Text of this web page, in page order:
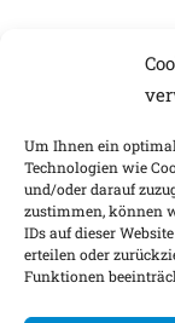
Um Ihnen ein
Technologien wie
und/oder darauf
zustimmen, können
IDs auf dieser
erteilen oder
Funktionen